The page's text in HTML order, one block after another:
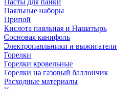
Пасты для пайки
Паяльные наборы
Припой
Кислота паяльная и Нашатырь
Сосновая канифоль
Электропаяльники и выжигатели
Горелки
Горелки кровельные
Горелки на газовый баллончик
Расходные материалы